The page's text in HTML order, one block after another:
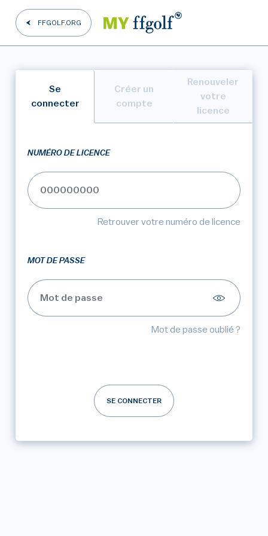
FFGOLF.ORG
Se
connecter
Créer un
compte
Renouveler
votre
licence
NUMÉRO DE LICENCE
Retrouver votre numéro de licence
MOT DE PASSE
Mot de passe oublié ?
SE CONNECTER